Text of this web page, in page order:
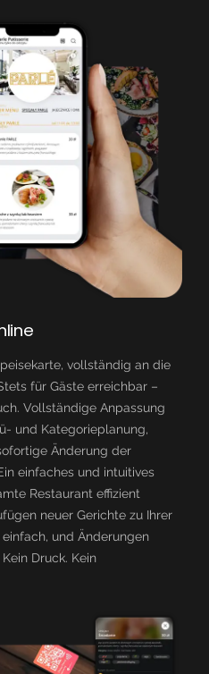
vollständig an die
für Gäste erreichbar –
Vollständige Anpassung
und Kategorieplanung,
Änderung der
einfaches und intuitives
Restaurant effizient
neuer Gerichte zu Ihrer
und Änderungen
Druck. Kein